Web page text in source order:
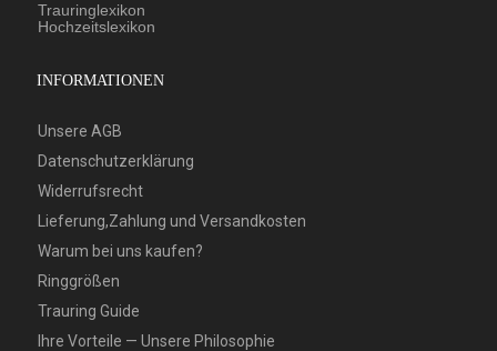
Trauringlexikon
Hochzeitslexikon
INFORMATIONEN
Unsere AGB
Datenschutzerklärung
Widerrufsrecht
Lieferung,Zahlung und Versandkosten
Warum bei uns kaufen?
Ringgrößen
Trauring Guide
Ihre Vorteile — Unsere Philosophie